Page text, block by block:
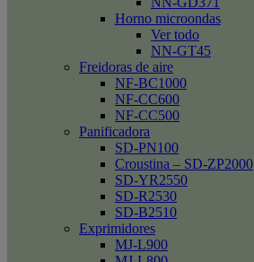
Horno microondas
Ver todo
NN-GT45
Freidoras de aire
NF-BC1000
NF-CC600
NF-CC500
Panificadora
SD-PN100
Croustina – SD-ZP2000
SD-YR2550
SD-R2530
SD-B2510
Exprimidores
MJ-L900